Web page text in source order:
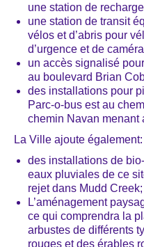
une station de
une station de transit
vélos et d’abris pour
d’urgence et de
un accès signalisé
au boulevard Brian
des installations pour
Parc-o-bus est au
chemin Navan menant
La Ville ajoute également:
des installations de
eaux pluviales de ce
rejet dans Mudd Creek;
L’aménagement
ce qui comprendra la
arbustes de différents
rouges et des érables